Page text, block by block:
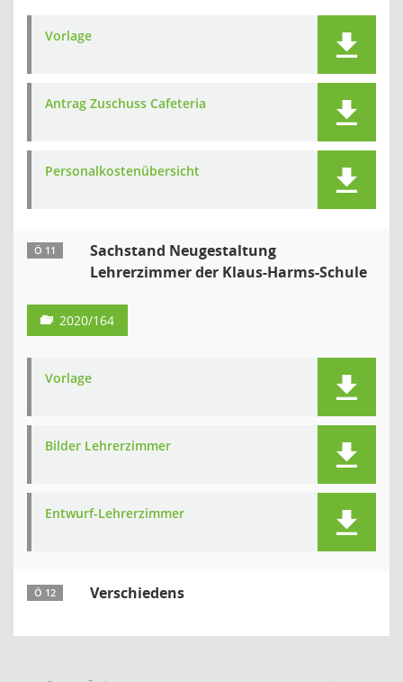
Vorlage
Antrag Zuschuss Cafeteria
Personalkostenübersicht
Ö 11
Sachstand Neugestaltung
Lehrerzimmer der Klaus-Harms-Schule
2020/164
Vorlage
Bilder Lehrerzimmer
Entwurf-Lehrerzimmer
Ö 12 Verschiedens